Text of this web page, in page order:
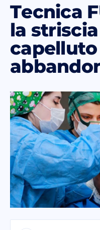
Email *
Ho letto e accetto i termini della
Ho letto e accetto il Consenso al
Tecnica
la